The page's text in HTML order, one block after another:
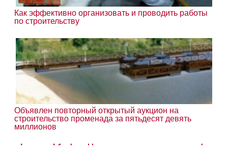
Как эффективно организовать и проводить работы
по строительству
Объявлен повторный открытый аукцион на
строительство променада за пятьдесят девять
миллионов